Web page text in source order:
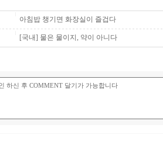
아침밥 챙기면 화장실이 즐겁다
[국내] 물은 물이지, 약이 아니다